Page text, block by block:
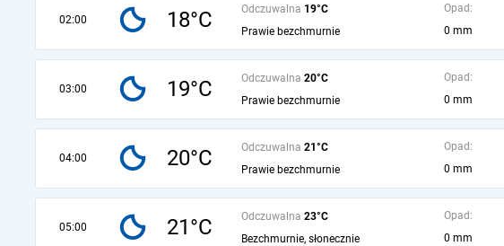
02:00 18°C Odczuwalna 19°C
Prawie bezchmurnie
Opad:
0 mm
03:00 19°C Odczuwalna 20°C
Prawie bezchmurnie
Opad:
0 mm
04:00 20°C Odczuwalna 21°C
Prawie bezchmurnie
Opad:
0 mm
05:00 21°C Odczuwalna 23°C
Bezchmurnie, słonecznie
Opad:
0 mm